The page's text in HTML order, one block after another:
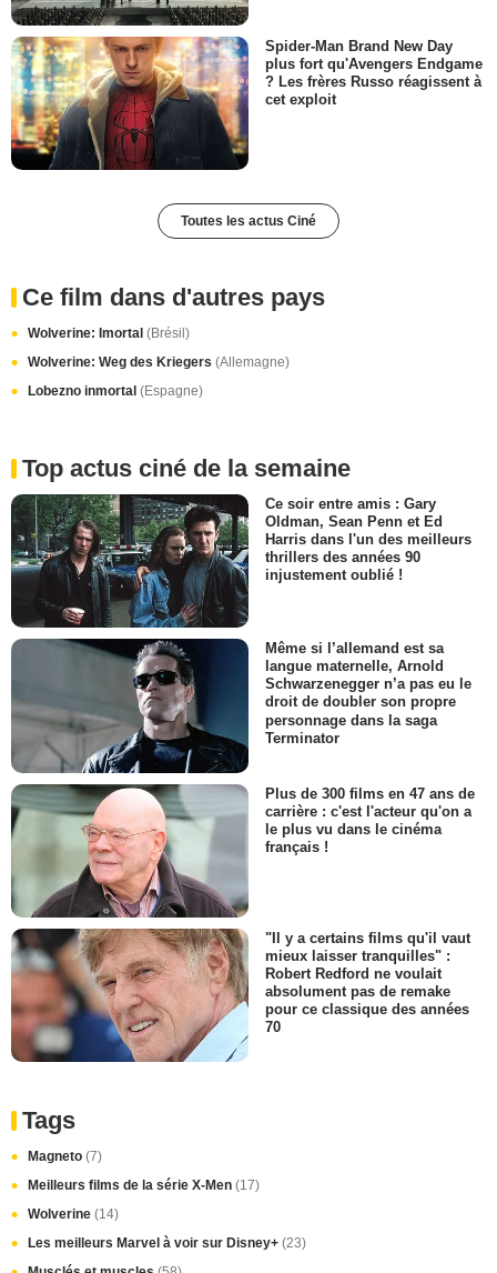
Spider-Man Brand New Day
plus fort qu'Avengers Endgame
? Les frères Russo réagissent à
cet exploit
Toutes les actus Ciné
Ce film dans d'autres pays
Wolverine: Imortal (Brésil)
Wolverine: Weg des Kriegers (Allemagne)
Lobezno inmortal (Espagne)
Top actus ciné de la semaine
Ce soir entre amis : Gary
Oldman, Sean Penn et Ed
Harris dans l'un des meilleurs
thrillers des années 90
injustement oublié !
Même si l’allemand est sa
langue maternelle, Arnold
Schwarzenegger n’a pas eu le
droit de doubler son propre
personnage dans la saga
Terminator
Plus de 300 films en 47 ans de
carrière : c'est l'acteur qu'on a
le plus vu dans le cinéma
français !
"Il y a certains films qu'il vaut
mieux laisser tranquilles" :
Robert Redford ne voulait
absolument pas de remake
pour ce classique des années
70
Tags
Magneto (7)
Meilleurs films de la série X-Men (17)
Wolverine (14)
Les meilleurs Marvel à voir sur Disney+ (23)